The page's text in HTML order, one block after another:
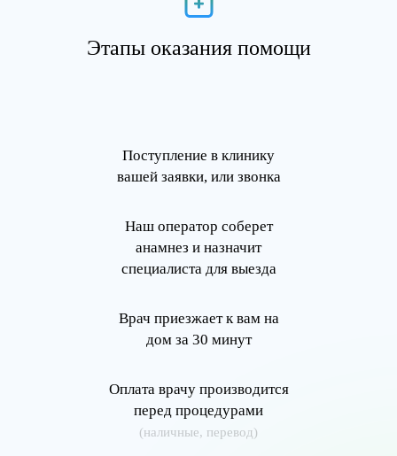
Этапы оказания помощи
Поступление в клинику
вашей заявки, или звонка
Наш оператор соберет
анамнез и назначит
специалиста для выезда
Врач приезжает к вам на
дом за 30 минут
Оплата врачу производится
перед процедурами
(наличные, перевод)